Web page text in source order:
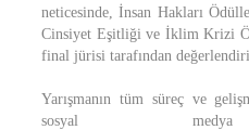
neticesinde, İnsan Hakları
Cinsiyet Eşitliği ve İklim Krizi
final jürisi tarafından
Yarışmanın tüm süreç ve
sosyal medya